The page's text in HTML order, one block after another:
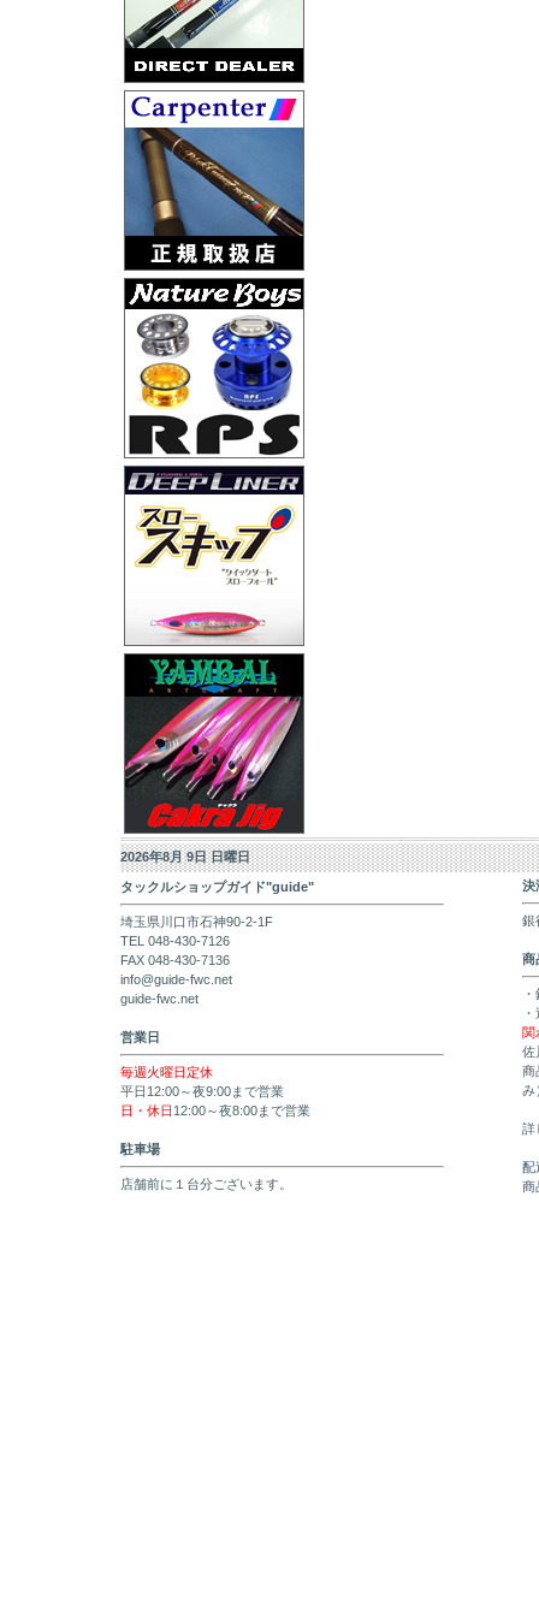
2026年8月 9日 日曜日
タックルショップガイド"guide"
埼玉県川口市石神90-2-1F
TEL 048-430-7126
FAX 048-430-7136
info@guide-fwc.net
guide-fwc.net
営業日
毎週火曜日定休
平日12:00～夜9:00まで営業
日・休日 12:00～夜8:00まで営業
駐車場
店舗前に１台分ございます。
決
銀
商
関
佐
商
み
詳
配
商